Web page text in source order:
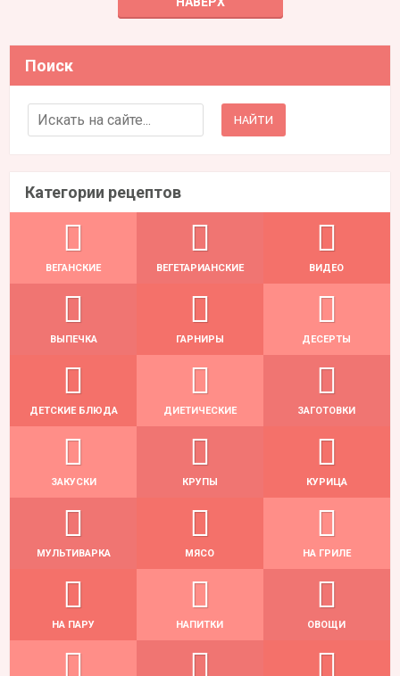
Поиск
Search for:
Категории рецептов
ВЕГАНСКИЕ ВЕГЕТАРИАНСКИЕ ВИДЕО
ВЫПЕЧКА ГАРНИРЫ ДЕСЕРТЫ
ДЕТСКИЕ БЛЮДА ДИЕТИЧЕСКИЕ ЗАГОТОВКИ
ЗАКУСКИ КРУПЫ КУРИЦА
МУЛЬТИВАРКА МЯСО НА ГРИЛЕ
НА ПАРУ НАПИТКИ ОВОЩИ